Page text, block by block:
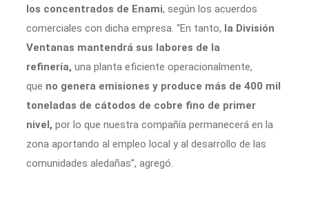
los concentrados de Enami, según los acuerdos
comerciales con dicha empresa. “En tanto, la División
Ventanas mantendrá sus labores de la
refinería, una planta eficiente operacionalmente,
que no genera emisiones y produce más de 400 mil
toneladas de cátodos de cobre fino de primer
nivel, por lo que nuestra compañía permanecerá en la
zona aportando al empleo local y al desarrollo de las
comunidades aledañas”, agregó.